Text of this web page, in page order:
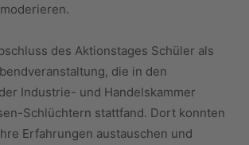
des Aktionstages Schüler als
die in den
Industrie- und Handelskammer
Schlüchtern stattfand. Dort konnten
Erfahrungen austauschen und